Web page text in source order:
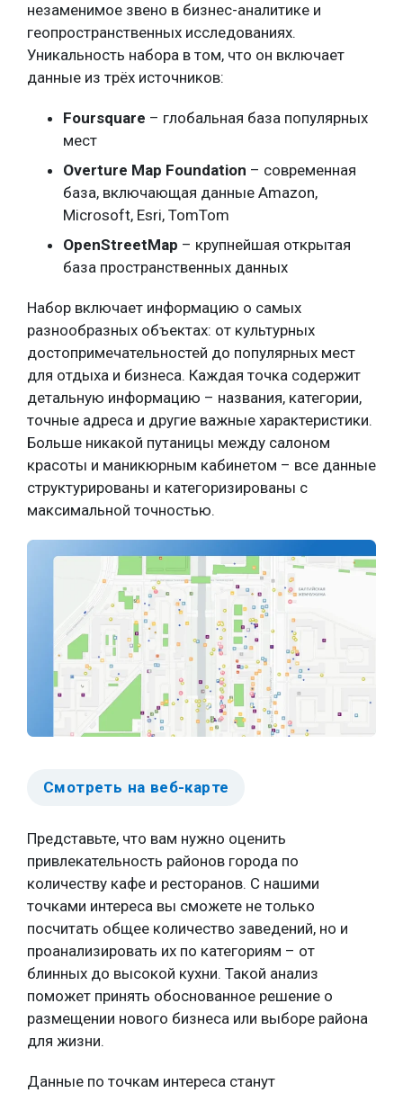
незаменимое звено в бизнес-аналитике и
геопространственных исследованиях.
Уникальность набора в том, что он включает
данные из трёх источников:
Foursquare – глобальная база популярных
мест
Overture Map Foundation – современная
база, включающая данные Amazon,
Microsoft, Esri, TomTom
OpenStreetMap – крупнейшая открытая
база пространственных данных
Набор включает информацию о самых
разнообразных объектах: от культурных
достопримечательностей до популярных мест
для отдыха и бизнеса. Каждая точка содержит
детальную информацию – названия, категории,
точные адреса и другие важные характеристики.
Больше никакой путаницы между салоном
красоты и маникюрным кабинетом – все данные
структурированы и категоризированы с
максимальной точностью.
Смотреть на веб-карте
Представьте, что вам нужно оценить
привлекательность районов города по
количеству кафе и ресторанов. С нашими
точками интереса вы сможете не только
посчитать общее количество заведений, но и
проанализировать их по категориям – от
блинных до высокой кухни. Такой анализ
поможет принять обоснованное решение о
размещении нового бизнеса или выборе района
для жизни.
Данные по точкам интереса станут